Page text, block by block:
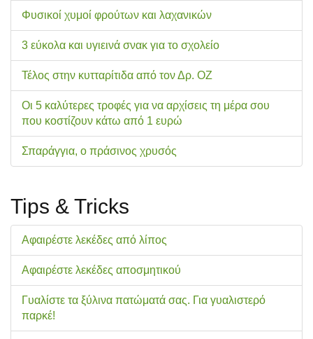
Φυσικοί χυμοί φρούτων και λαχανικών
3 εύκολα και υγιεινά σνακ για το σχολείo
Τέλος στην κυτταρίτιδα από τον Δρ. ΟΖ
Οι 5 καλύτερες τροφές για να αρχίσεις τη μέρα σου
που κοστίζουν κάτω από 1 ευρώ
Σπαράγγια, ο πράσινος χρυσός
Tips & Tricks
Αφαιρέστε λεκέδες από λίπος
Αφαιρέστε λεκέδες αποσμητικού
Γυαλίστε τα ξύλινα πατώματά σας. Για γυαλιστερό
παρκέ!